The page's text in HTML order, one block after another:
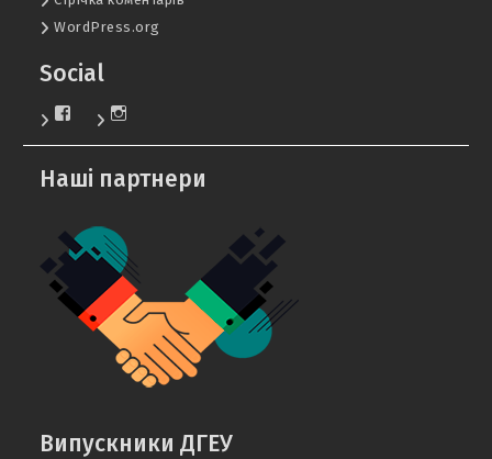
WordPress.org
Social
Переглянути
обліковий
запис
користувача
KafDvs
запис
dgeu_ntu.khpi
Наші партнери
Випускники ДГЕУ